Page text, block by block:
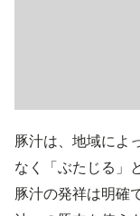
豚汁は、地域によ
なく「ぶたじる」
豚汁の発祥は明確